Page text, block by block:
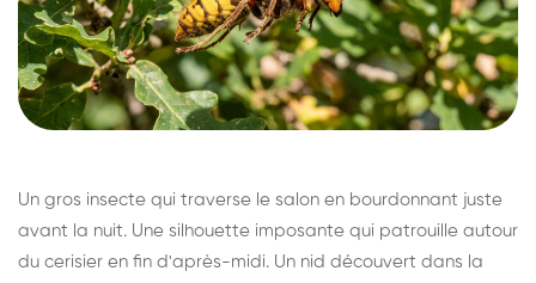
Un gros insecte qui traverse le salon en bourdonnant juste
avant la nuit. Une silhouette imposante qui patrouille autour
du cerisier en fin d'après-midi. Un nid découvert dans la